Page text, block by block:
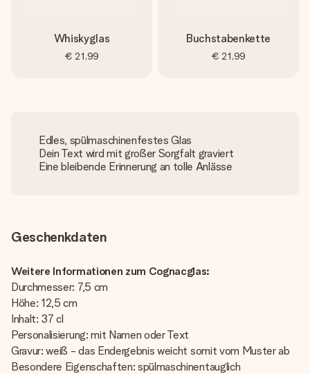
Whiskyglas
€ 21,99
Buchstabenkette
€ 21,99
Edles, spülmaschinenfestes Glas
Dein Text wird mit großer Sorgfalt graviert
Eine bleibende Erinnerung an tolle Anlässe
Geschenkdaten
Weitere Informationen zum Cognacglas:
Durchmesser: 7,5 cm
Höhe: 12,5 cm
Inhalt: 37 cl
Personalisierung: mit Namen oder Text
Gravur: weiß - das Endergebnis weicht somit vom Muster ab
Besondere Eigenschaften: spülmaschinentauglich